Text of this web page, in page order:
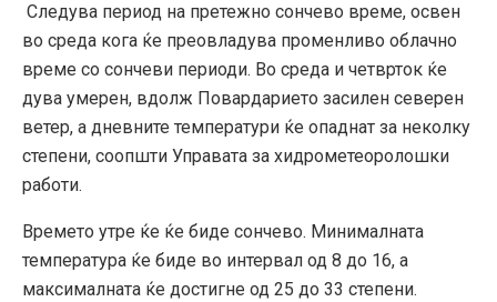
Следува период на претежно сончево време, освен
во среда кога ќе преовладува променливо облачно
време со сончеви периоди. Во среда и четврток ќе
дува умерен, вдолж Повардарието засилен северен
ветер, а дневните температури ќе опаднат за неколку
степени, соопшти Управата за хидрометеоролошки
работи.
Времето утре ќе ќе биде сончево. Минималната
температура ќе биде во интервал од 8 до 16, а
максималната ќе достигне од 25 до 33 степени.